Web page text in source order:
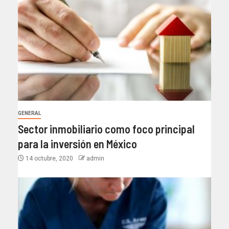
GENERAL
Sector inmobiliario como foco principal
para la inversión en México
14 octubre, 2020 admin